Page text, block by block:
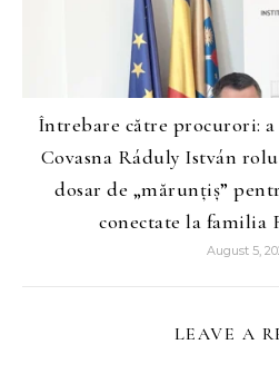
Întrebare către procurori:
Covasna Ráduly István
dosar de „mărunțiș”
conectate la familia
August 5,
LEAVE A